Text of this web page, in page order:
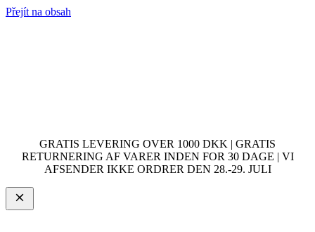
Přejít na obsah
GRATIS LEVERING OVER 1000 DKK | GRATIS
RETURNERING AF VARER INDEN FOR 30 DAGE | VI
AFSENDER IKKE ORDRER DEN 28.-29. JULI